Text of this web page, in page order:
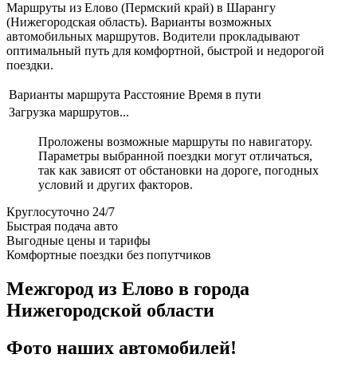
Маршруты из Елово (Пермский край) в Шарангу
(Нижегородская область). Варианты возможных
автомобильных маршрутов. Водители прокладывают
оптимальный путь для комфортной, быстрой и недорогой
поездки.
Варианты маршрута Расстояние Время в пути
Загрузка маршрутов...
Проложены возможные маршруты по навигатору.
Параметры выбранной поездки могут отличаться,
так как зависят от обстановки на дороге, погодных
условий и других факторов.
Круглосуточно 24/7
Быстрая подача авто
Выгодные цены и тарифы
Комфортные поездки без попутчиков
Межгород из Елово в города
Нижегородской области
Фото наших автомобилей!